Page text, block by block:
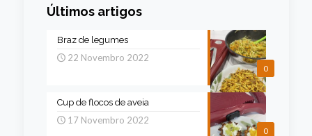
Últimos artigos
0
Braz de legumes
22 Novembro 2022
0
Cup de flocos de aveia
17 Novembro 2022